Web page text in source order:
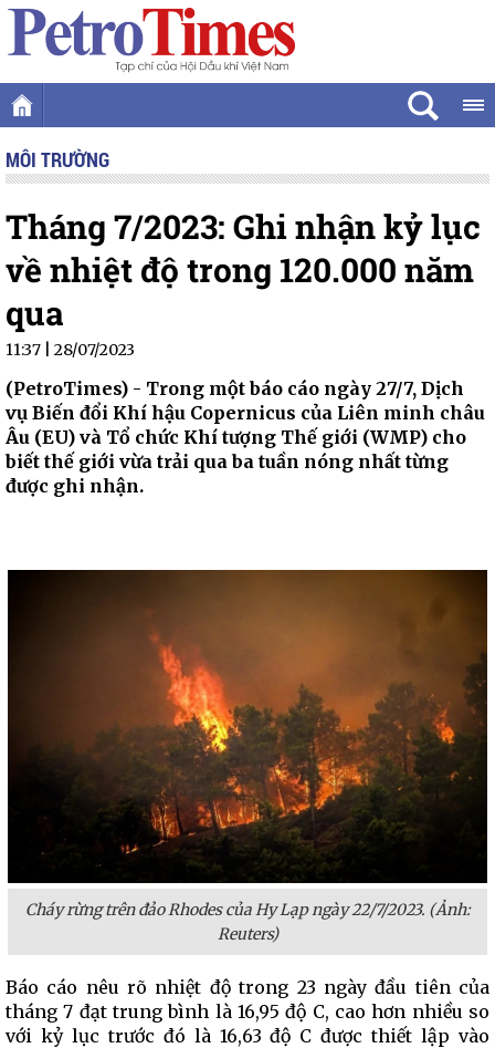
MÔI TRƯỜNG
Tháng 7/2023: Ghi nhận kỷ lục
về nhiệt độ trong 120.000 năm
qua
11:37 | 28/07/2023
(PetroTimes) - Trong một báo cáo ngày 27/7, Dịch
vụ Biến đổi Khí hậu Copernicus của Liên minh châu
Âu (EU) và Tổ chức Khí tượng Thế giới (WMP) cho
biết thế giới vừa trải qua ba tuần nóng nhất từng
được ghi nhận.
Cháy rừng trên đảo Rhodes của Hy Lạp ngày 22/7/2023. (Ảnh:
Reuters)
Báo cáo nêu rõ nhiệt độ trong 23 ngày đầu tiên của
tháng 7 đạt trung bình là 16,95 độ C, cao hơn nhiều so
với kỷ lục trước đó là 16,63 độ C được thiết lập vào